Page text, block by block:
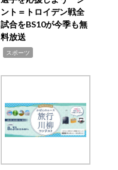
ント＝トロイデン戦全
試合をBS10が今季も無
料放送
スポーツ